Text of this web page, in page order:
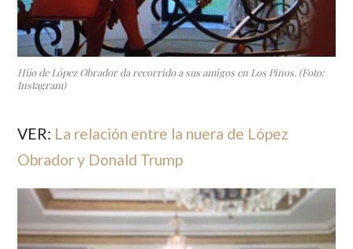
Hijo de López Obrador da recorrido a sus amigos en Los Pinos. (Foto:
Instagram)
VER: La relación entre la nuera de López
Obrador y Donald Trump